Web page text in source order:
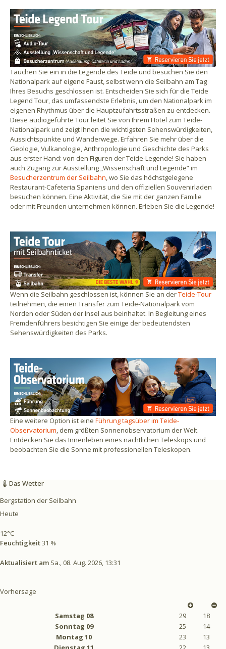
Tauchen Sie ein in die Legende des Teide und besuchen Sie den
Nationalpark auf eigene Faust, selbst wenn die Seilbahn am Tag
Ihres Besuchs geschlossen ist. Entscheiden Sie sich für die Teide
Legend Tour, das umfassendste Erlebnis, um den Nationalpark im
eigenen Rhythmus über die Hauptzufahrtsstraßen zu entdecken.
Diese audiogeführte Tour leitet Sie von Ihrem Hotel zum Teide-
Nationalpark und zeigt Ihnen die wichtigsten Sehenswürdigkeiten,
Aussichtspunkte und Wanderwege. Erfahren Sie mehr über die
Geologie, Vulkanologie, Anthropologie und Geschichte des Parks
aus erster Hand: von den Figuren der Teide-Legende! Sie haben
auch Zugang zur Ausstellung „Wissenschaft und Legende“ im
Besucherzentrum der Seilbahn, wo Sie das höchstgelegene
Restaurant-Cafeteria Spaniens und den offiziellen Souvenirladen
besuchen können. Eine Aktivität, die Sie mit der ganzen Familie
oder mit Freunden unternehmen können. Erleben Sie die Legende!
Wenn die Seilbahn geschlossen ist, können Sie an derTeide-Tour
teilnehmen, die einen Transfer zum Teide-Nationalpark vom
Norden oder Süden der Insel aus beinhaltet. In Begleitung eines
Fremdenführers besichtigen Sie einige der bedeutendsten
Sehenswürdigkeiten des Parks.
Eine weitere Option ist eine Führung tagsüber im Teide-
Observatorium , dem größten Sonnenobservatorium der Welt.
Entdecken Sie das Innenleben eines nächtlichen Teleskops und
beobachten Sie die Sonne mit professionellen Teleskopen.
Das Wetter
Bergstation der Seilbahn
Heute
12°C
Feuchtigkeit31 %
Aktualisiert am Sa., 08. Aug. 2026, 13:31
Vorhersage
Samstag 08 29
18
Sonntag 09 25
14
Montag 10 23
13